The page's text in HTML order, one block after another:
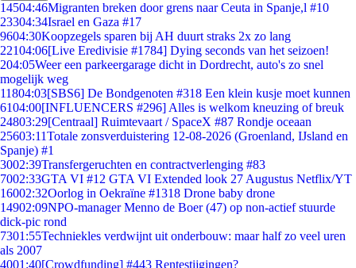
14504:46Migranten breken door grens naar Ceuta in Spanje,l #10
23304:34Israel en Gaza #17
9604:30Koopzegels sparen bij AH duurt straks 2x zo lang
22104:06[Live Eredivisie #1784] Dying seconds van het seizoen!
204:05Weer een parkeergarage dicht in Dordrecht, auto's zo snel
mogelijk weg
11804:03[SBS6] De Bondgenoten #318 Een klein kusje moet kunnen
6104:00[INFLUENCERS #296] Alles is welkom kneuzing of breuk
24803:29[Centraal] Ruimtevaart / SpaceX #87 Rondje oceaan
25603:11Totale zonsverduistering 12-08-2026 (Groenland, IJsland en
Spanje) #1
3002:39Transfergeruchten en contractverlenging #83
7002:33GTA VI #12 GTA VI Extended look 27 Augustus Netflix/YT
16002:32Oorlog in Oekraïne #1318 Drone baby drone
14902:09NPO-manager Menno de Boer (47) op non-actief stuurde
dick-pic rond
7301:55Techniekles verdwijnt uit onderbouw: maar half zo veel uren
als 2007
4001:40[Crowdfunding] #443 Rentestijgingen?